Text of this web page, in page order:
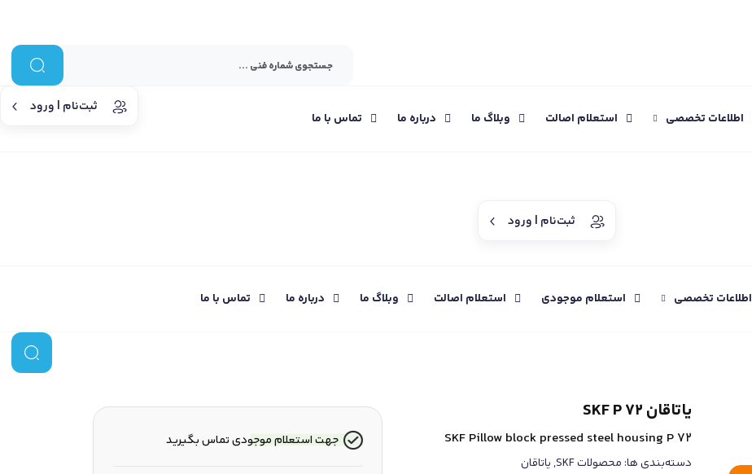
ثبت‌نام | ورود
اطلاعات تخصصی استعلام اصالت وبلاگ ما درباره ما تماس با ما
ثبت‌نام | ورود
اطلاعات تخصصی استعلام موجودی استعلام اصالت وبلاگ ما درباره ما تماس با ما
یاتاقان SKF P 72
SKF Pillow block pressed steel housing P 72
دسته‌بندی ها: محصولات SKF ,یاتاقان
جهت استعلام موجودی تماس بگیرید